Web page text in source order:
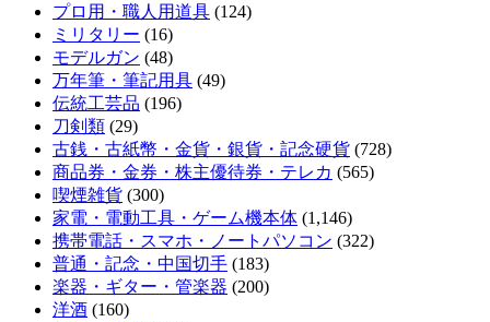
プロ用・職人用道具 (124)
ミリタリー (16)
モデルガン (48)
万年筆・筆記用具 (49)
伝統工芸品 (196)
刀剣類 (29)
古銭・古紙幣・金貨・銀貨・記念硬貨 (728)
商品券・金券・株主優待券・テレカ (565)
喫煙雑貨 (300)
家電・電動工具・ゲーム機本体 (1,146)
携帯電話・スマホ・ノートパソコン (322)
普通・記念・中国切手 (183)
楽器・ギター・管楽器 (200)
洋酒 (160)